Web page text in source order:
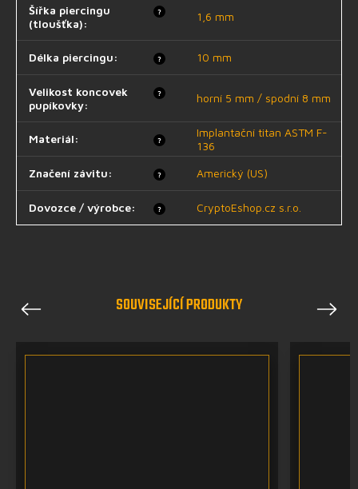
?
Šířka piercingu
(tloušťka):
1,6 mm
?
Délka piercingu: 10 mm
?
Velikost koncovek
pupíkovky:
horní 5 mm / spodní 8 mm
?
Materiál:
Implantační titan ASTM F-
136
?
Značení závitu: Americký (US)
?
Dovozce / výrobce: CryptoEshop.cz s.r.o.
SOUVISEJÍCÍ PRODUKTY
Previous Next